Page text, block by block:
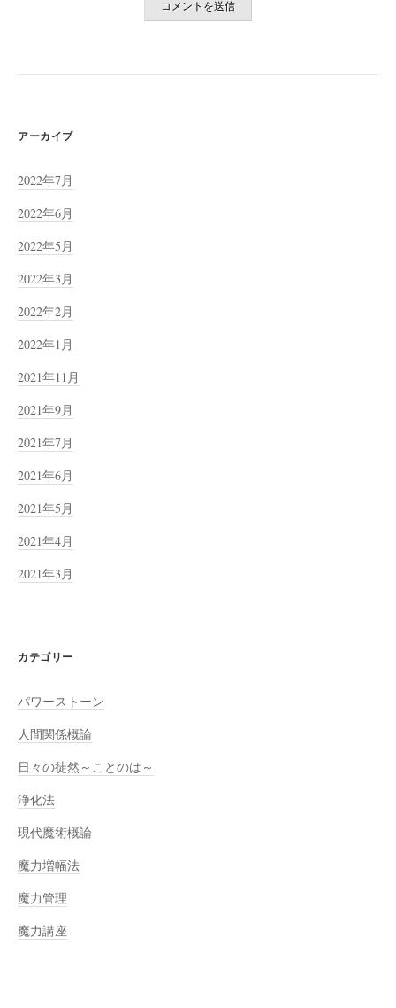
アーカイブ
2022年7月
2022年6月
2022年5月
2022年3月
2022年2月
2022年1月
2021年11月
2021年9月
2021年7月
2021年6月
2021年5月
2021年4月
2021年3月
カテゴリー
パワーストーン
人間関係概論
日々の徒然～ことのは～
浄化法
現代魔術概論
魔力増幅法
魔力管理
魔力講座